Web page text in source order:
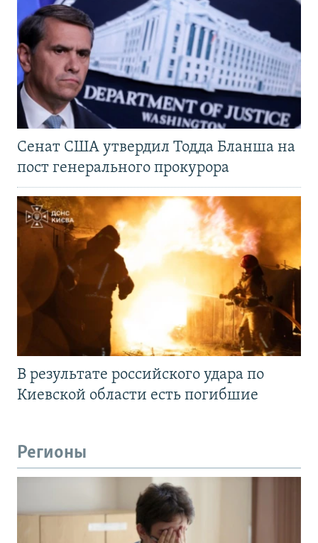
Сенат США утвердил Тодда Бланша на
пост генерального прокурора
В результате российского удара по
Киевской области есть погибшие
Регионы